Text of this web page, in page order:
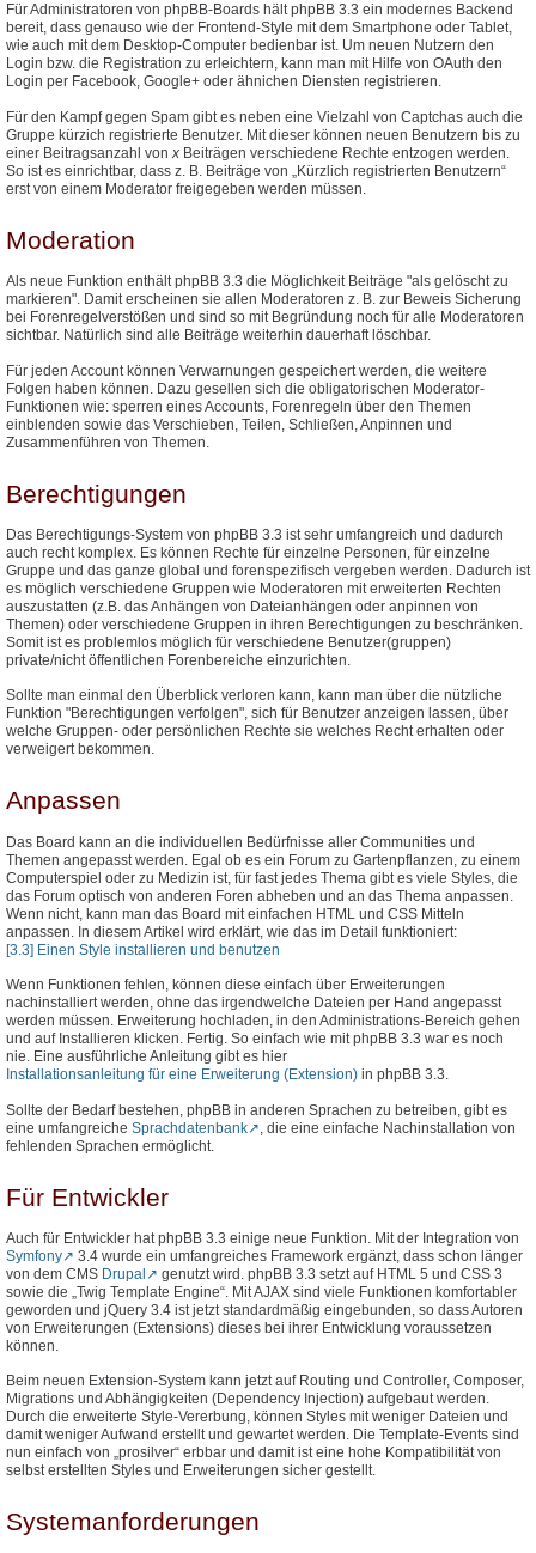
Für Administratoren von phpBB-Boards hält phpBB 3.3 ein modernes Backend
bereit, dass genauso wie der Frontend-Style mit dem Smartphone oder Tablet,
wie auch mit dem Desktop-Computer bedienbar ist. Um neuen Nutzern den
Login bzw. die Registration zu erleichtern, kann man mit Hilfe von OAuth den
Login per Facebook, Google+ oder ähnichen Diensten registrieren.
Für den Kampf gegen Spam gibt es neben eine Vielzahl von Captchas auch die
Gruppe kürzich registrierte Benutzer. Mit dieser können neuen Benutzern bis zu
einer Beitragsanzahl vonx Beiträgen verschiedene Rechte entzogen werden.
So ist es einrichtbar, dass z. B. Beiträge von „Kürzlich registrierten Benutzern“
erst von einem Moderator freigegeben werden müssen.
Moderation
Als neue Funktion enthält phpBB 3.3 die Möglichkeit Beiträge "als gelöscht zu
markieren". Damit erscheinen sie allen Moderatoren z. B. zur Beweis Sicherung
bei Forenregelverstößen und sind so mit Begründung noch für alle Moderatoren
sichtbar. Natürlich sind alle Beiträge weiterhin dauerhaft löschbar.
Für jeden Account können Verwarnungen gespeichert werden, die weitere
Folgen haben können. Dazu gesellen sich die obligatorischen Moderator-
Funktionen wie: sperren eines Accounts, Forenregeln über den Themen
einblenden sowie das Verschieben, Teilen, Schließen, Anpinnen und
Zusammenführen von Themen.
Berechtigungen
Das Berechtigungs-System von phpBB 3.3 ist sehr umfangreich und dadurch
auch recht komplex. Es können Rechte für einzelne Personen, für einzelne
Gruppe und das ganze global und forenspezifisch vergeben werden. Dadurch ist
es möglich verschiedene Gruppen wie Moderatoren mit erweiterten Rechten
auszustatten (z.B. das Anhängen von Dateianhängen oder anpinnen von
Themen) oder verschiedene Gruppen in ihren Berechtigungen zu beschränken.
Somit ist es problemlos möglich für verschiedene Benutzer(gruppen)
private/nicht öffentlichen Forenbereiche einzurichten.
Sollte man einmal den Überblick verloren kann, kann man über die nützliche
Funktion "Berechtigungen verfolgen", sich für Benutzer anzeigen lassen, über
welche Gruppen- oder persönlichen Rechte sie welches Recht erhalten oder
verweigert bekommen.
Anpassen
Das Board kann an die individuellen Bedürfnisse aller Communities und
Themen angepasst werden. Egal ob es ein Forum zu Gartenpflanzen, zu einem
Computerspiel oder zu Medizin ist, für fast jedes Thema gibt es viele Styles, die
das Forum optisch von anderen Foren abheben und an das Thema anpassen.
Wenn nicht, kann man das Board mit einfachen HTML und CSS Mitteln
anpassen. In diesem Artikel wird erklärt, wie das im Detail funktioniert:
[3.3] Einen Style installieren und benutzen
Wenn Funktionen fehlen, können diese einfach über Erweiterungen
nachinstalliert werden, ohne das irgendwelche Dateien per Hand angepasst
werden müssen. Erweiterung hochladen, in den Administrations-Bereich gehen
und auf Installieren klicken. Fertig. So einfach wie mit phpBB 3.3 war es noch
nie. Eine ausführliche Anleitung gibt es hier
Installationsanleitung für eine Erweiterung (Extension) in phpBB 3.3.
Sollte der Bedarf bestehen, phpBB in anderen Sprachen zu betreiben, gibt es
eine umfangreiche Sprachdatenbank
, die eine einfache Nachinstallation von
fehlenden Sprachen ermöglicht.
Für Entwickler
Auch für Entwickler hat phpBB 3.3 einige neue Funktion. Mit der Integration von
Symfony
3.4 wurde ein umfangreiches Framework ergänzt, dass schon länger
von dem CMS Drupal
genutzt wird. phpBB 3.3 setzt auf HTML 5 und CSS 3
sowie die „Twig Template Engine“. Mit AJAX sind viele Funktionen komfortabler
geworden und jQuery 3.4 ist jetzt standardmäßig eingebunden, so dass Autoren
von Erweiterungen (Extensions) dieses bei ihrer Entwicklung voraussetzen
können.
Beim neuen Extension-System kann jetzt auf Routing und Controller, Composer,
Migrations und Abhängigkeiten (Dependency Injection) aufgebaut werden.
Durch die erweiterte Style-Vererbung, können Styles mit weniger Dateien und
damit weniger Aufwand erstellt und gewartet werden. Die Template-Events sind
nun einfach von „prosilver“ erbbar und damit ist eine hohe Kompatibilität von
selbst erstellten Styles und Erweiterungen sicher gestellt.
Systemanforderungen